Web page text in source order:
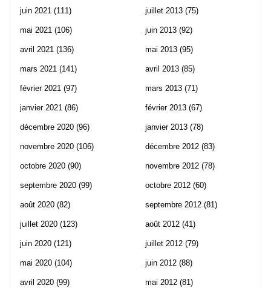
juin 2021 (111)
mai 2021 (106)
avril 2021 (136)
mars 2021 (141)
février 2021 (97)
janvier 2021 (86)
décembre 2020 (96)
novembre 2020 (106)
octobre 2020 (90)
septembre 2020 (99)
août 2020 (82)
juillet 2020 (123)
juin 2020 (121)
mai 2020 (104)
avril 2020 (99)
juillet 2013 (75)
juin 2013 (92)
mai 2013 (95)
avril 2013 (85)
mars 2013 (71)
février 2013 (67)
janvier 2013 (78)
décembre 2012 (83)
novembre 2012 (78)
octobre 2012 (60)
septembre 2012 (81)
août 2012 (41)
juillet 2012 (79)
juin 2012 (88)
mai 2012 (81)